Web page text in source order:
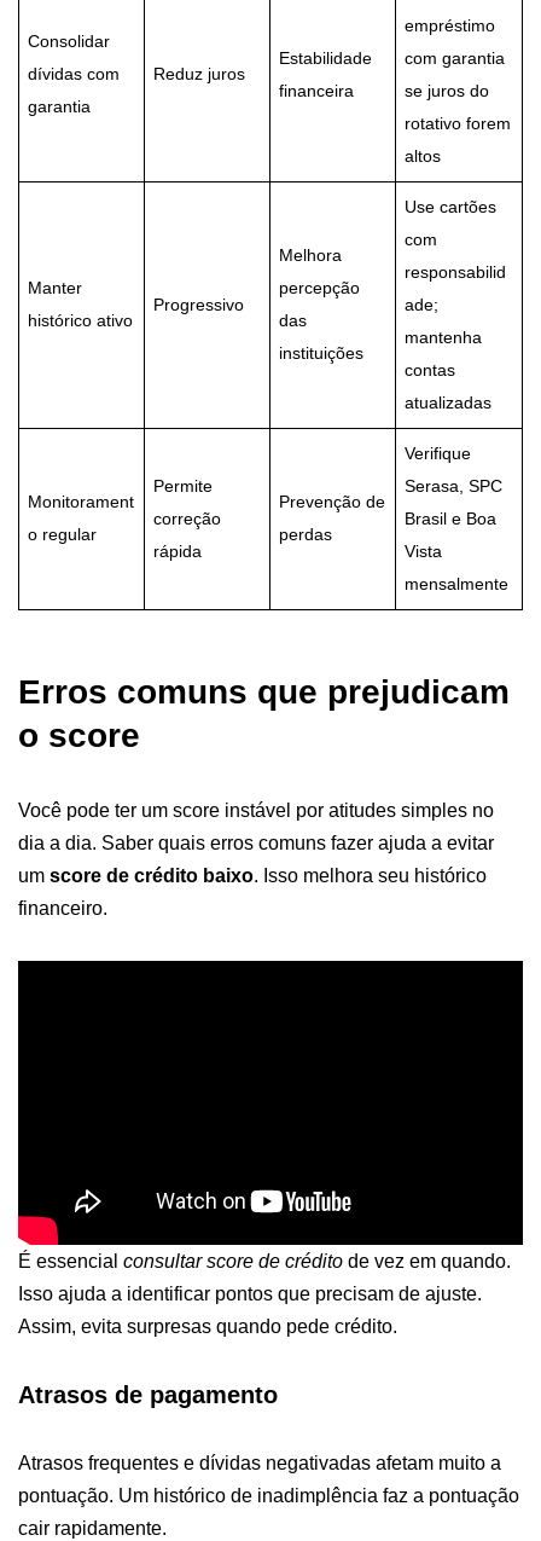
Consolidar
dívidas com
garantia
Reduz juros
Estabilidade
financeira
empréstimo
com garantia
se juros do
rotativo forem
altos
Manter
histórico ativo
Progressivo
Melhora
percepção
das
instituições
Use cartões
com
responsabilid
ade;
mantenha
contas
atualizadas
Monitorament
o regular
Permite
correção
rápida
Prevenção de
perdas
Verifique
Serasa, SPC
Brasil e Boa
Vista
mensalmente
Erros comuns que prejudicam
o score
Você pode ter um score instável por atitudes simples no
dia a dia. Saber quais erros comuns fazer ajuda a evitar
um score de crédito baixo. Isso melhora seu histórico
financeiro.
É essencial consultar score de crédito de vez em quando.
Isso ajuda a identificar pontos que precisam de ajuste.
Assim, evita surpresas quando pede crédito.
Atrasos de pagamento
Atrasos frequentes e dívidas negativadas afetam muito a
pontuação. Um histórico de inadimplência faz a pontuação
cair rapidamente.